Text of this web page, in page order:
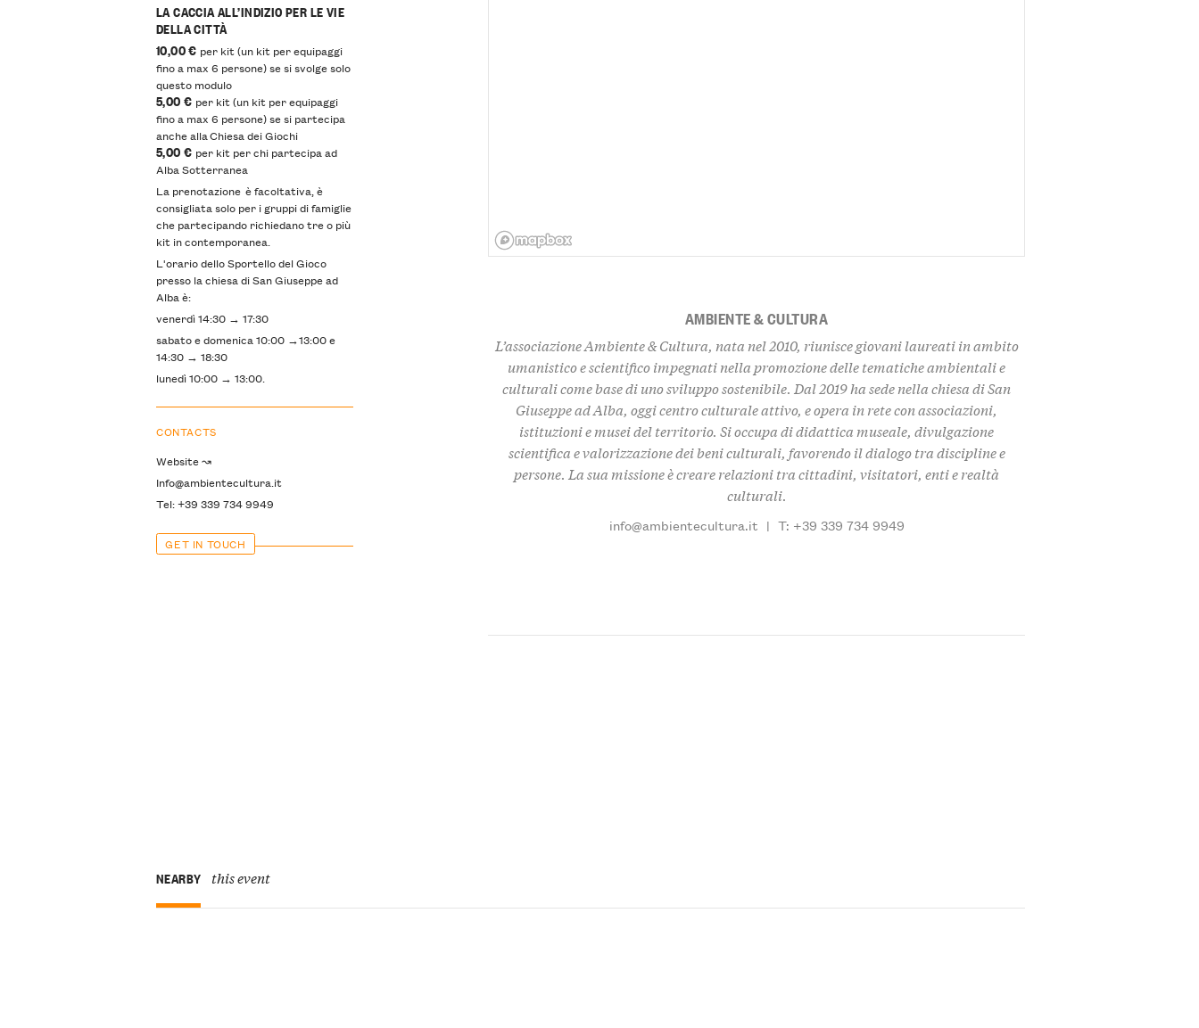
LA CACCIA ALL’INDIZIO PER LE VIE
DELLA CITTÀ
10,00 € per kit (un kit per equipaggi
fino a max 6 persone) se si svolge solo
questo modulo
5,00 € per kit (un kit per equipaggi
fino a max 6 persone) se si partecipa
anche alla Chiesa dei Giochi
5,00 € per kit per chi partecipa ad
Alba Sotterranea
La prenotazione è facoltativa, è
consigliata solo per i gruppi di famiglie
che partecipando richiedano tre o più
kit in contemporanea.
L'orario dello Sportello del Gioco
presso la chiesa di San Giuseppe ad
Alba è:
venerdì 14:30 → 17:30
sabato e domenica 10:00 →13:00 e
14:30 → 18:30
lunedì 10:00 → 13:00.
CONTACTS
Website ↝
Info@ambientecultura.it
Tel: +39 339 734 9949
GET IN TOUCH
AMBIENTE & CULTURA
L’associazione Ambiente & Cultura, nata nel 2010, riunisce giovani laureati in ambito
umanistico e scientifico impegnati nella promozione delle tematiche ambientali e
culturali come base di uno sviluppo sostenibile. Dal 2019 ha sede nella chiesa di San
Giuseppe ad Alba, oggi centro culturale attivo, e opera in rete con associazioni,
istituzioni e musei del territorio. Si occupa di didattica museale, divulgazione
scientifica e valorizzazione dei beni culturali, favorendo il dialogo tra discipline e
persone. La sua missione è creare relazioni tra cittadini, visitatori, enti e realtà
culturali.
info@ambientecultura.it | T: +39 339 734 9949
NEARBY this event